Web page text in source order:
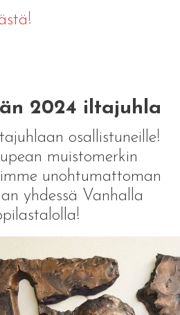
2024 iltajuhla
osallistuneille!
muistomerkin
unohtumattoman
yhdessä Vanhalla